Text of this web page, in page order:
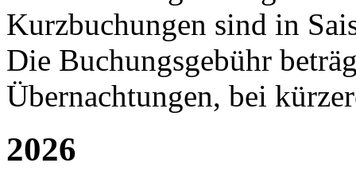
Kurzbuchungen sind in
Die Buchungsgebühr
Übernachtungen, bei
2026